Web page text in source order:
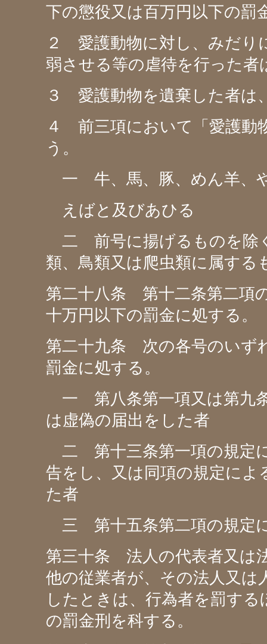
下の懲役又は百万円以下の罰
２ 愛護動物に対し、みだり
弱させる等の虐待を行った者
３ 愛護動物を遺棄した者は
４ 前三項において「愛護動
う。
一 牛、馬、豚、めん羊、
えばと及びあひる
二 前号に揚げるものを除
類、鳥類又は爬虫類に属する
第二十八条 第十二条第二項
十万円以下の罰金に処する。
第二十九条 次の各号のいず
罰金に処する。
一 第八条第一項又は第九
は虚偽の届出をした者
二 第十三条第一項の規定
告をし、又は同項の規定によ
た者
三 第十五条第二項の規定
第三十条 法人の代表者又は
他の従業者が、その法人又は
したときは、行為者を罰す
の罰金刑を科する。